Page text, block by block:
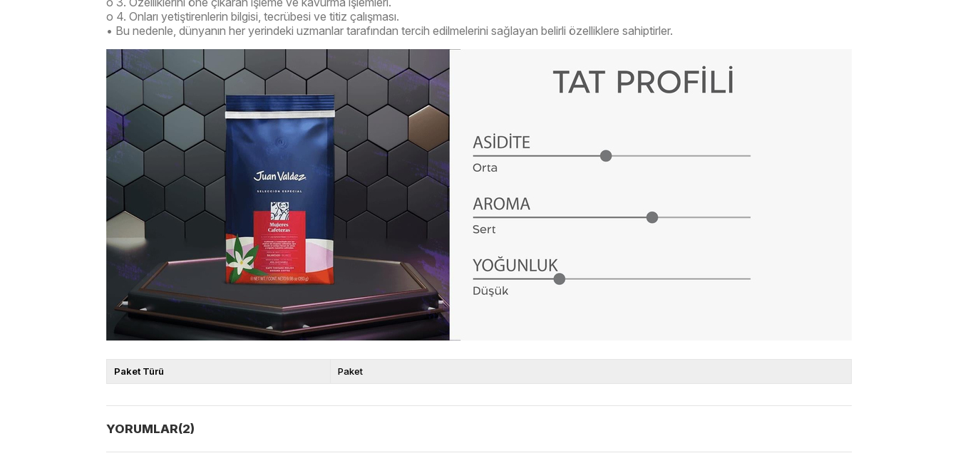
o 4. Onları yetiştirenlerin bilgisi, tecrübesi ve titiz çalışması.
• Bu nedenle, dünyanın her yerindeki uzmanlar tarafından tercih edilmelerini sağlayan belirli özelliklere sahiptirler.
Paket Türü Paket
YORUMLAR(2)